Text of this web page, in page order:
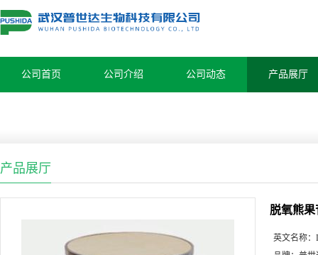
公司首页 公司介绍 公司动态 产品展厅
产品展厅
脱氧熊
英文名称：